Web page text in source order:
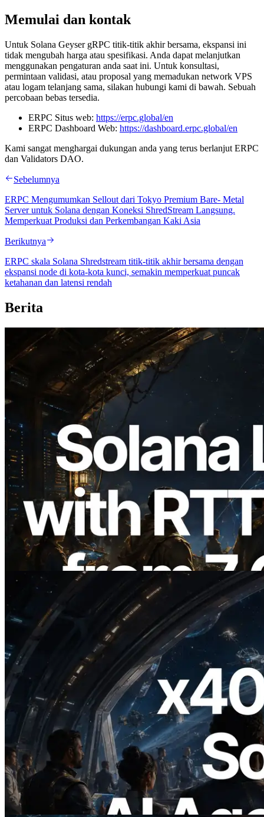
Memulai dan kontak
Untuk Solana Geyser gRPC titik-titik akhir bersama, ekspansi ini
tidak mengubah harga atau spesifikasi. Anda dapat melanjutkan
menggunakan pengaturan anda saat ini. Untuk konsultasi,
permintaan validasi, atau proposal yang memadukan network VPS
atau logam telanjang sama, silakan hubungi kami di bawah. Sebuah
percobaan bebas tersedia.
ERPC Situs web: https://erpc.global/en
ERPC Dashboard Web: https://dashboard.erpc.global/en
Kami sangat menghargai dukungan anda yang terus berlanjut ERPC
dan Validators DAO.
Sebelumnya
ERPC Mengumumkan Sellout dari Tokyo Premium Bare- Metal
Server untuk Solana dengan Koneksi ShredStream Langsung.
Memperkuat Produksi dan Perkembangan Kaki Asia
Berikutnya
ERPC skala Solana Shredstream titik-titik akhir bersama dengan
ekspansi node di kota-kota kunci, semakin memperkuat puncak
ketahanan dan latensi rendah
Berita
2026.08.05
ERPC Memperluas Solana Leader Slot
API dengan Pengukuran Ping dari 7
Region Global — Validators Information
API Juga Diluncurkan
2026.07.04
ERPC Meluncurkan Solana RPC
Berbasis x402 — Era AI Agent
Membayar API yang Dibutuhkan Secara
On Demand
Baca artikel ini